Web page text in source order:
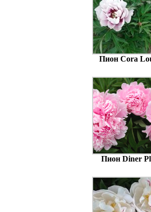
Пион Cora
Пион Diner